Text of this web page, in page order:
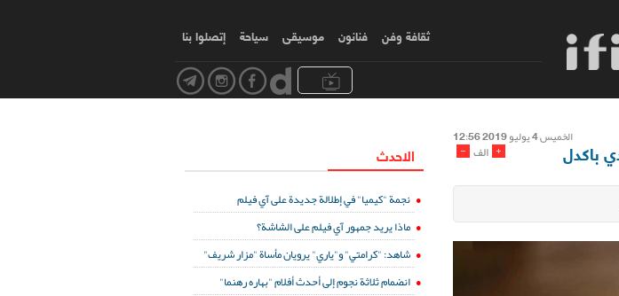
ثقافة وفن فنانون موسیقی سياحة إتصلوا بنا
الخمیس 4 یولیو 2019 12:56
- الف + الاحدث
نجمة "كيميا" في إطلالة جديدة على آي فيلم
ماذا يريد جمهور آي فيلم على الشاشة؟
شاهد: "كرامتي" و"ياري" يرويان مأساة "مزار شريف"
انضمام ثلاثة نجوم إلى أحدث أفلام "بهاره رهنما"